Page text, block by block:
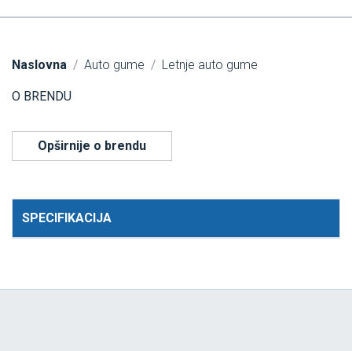
Naslovna Auto gume Letnje auto gume
O BRENDU
Opširnije o brendu
SPECIFIKACIJA